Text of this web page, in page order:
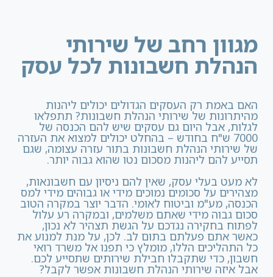
מגוון רחב של שירותי
הנהלת חשבונות לכל עסק
האם באמת רק העסקים הגדולים יכולים ליהנות
מהיתרונות של שירותי הנהלת חשבונות? תתפלאו
לגלות, אבל היום גם עסקים שיש להם הכנסה של
7000 ש"ח בחודש – בהחלט יכולים למצוא את העזרה
של שירותי הנהלת חשבונות בתור עזרה עצומה, שגם
תסייע להם ליהנות מסכום נטו שהוא גבוה יותר.
לא מעט בעלי עסק, שאין להם ניסיון עם חשבונאות,
מצהירים על סכומים נמוכים מידי או גבוהים מידי למס
הכנסה, מע"מ וביטוח לאומי. הדבר יוצר במקרה הטוב
סכום גבוה מידי שאתם משלמים, ובמקרה רע עלול
לפתוח בחקירה נגדכם על הגשת תצהיר לא נכון,
כאשר אתם פעלתם בתום לב. לכן, על מנת למנוע את
כל התהליכים הללו, מומלץ כי תפנו אל משרד רואי
חשבון, כדי שתקבלו חבילת שירותים שתסייע לכם.
אבל איזה שירותי הנהלת חשבונות אפשר לקבל?